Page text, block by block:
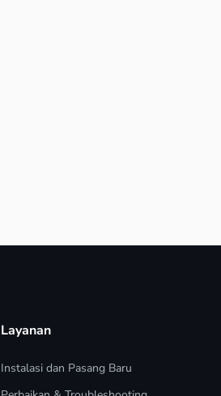
Layanan
Instalasi dan Pasang Baru